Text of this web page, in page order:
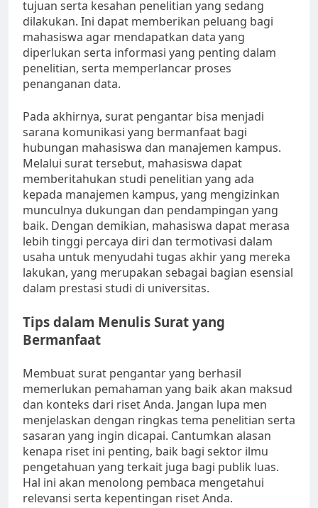
tujuan serta kesahan penelitian yang sedang
dilakukan. Ini dapat memberikan peluang bagi
mahasiswa agar mendapatkan data yang
diperlukan serta informasi yang penting dalam
penelitian, serta memperlancar proses
penanganan data.
Pada akhirnya, surat pengantar bisa menjadi
sarana komunikasi yang bermanfaat bagi
hubungan mahasiswa dan manajemen kampus.
Melalui surat tersebut, mahasiswa dapat
memberitahukan studi penelitian yang ada
kepada manajemen kampus, yang mengizinkan
munculnya dukungan dan pendampingan yang
baik. Dengan demikian, mahasiswa dapat merasa
lebih tinggi percaya diri dan termotivasi dalam
usaha untuk menyudahi tugas akhir yang mereka
lakukan, yang merupakan sebagai bagian esensial
dalam prestasi studi di universitas.
Tips dalam Menulis Surat yang
Bermanfaat
Membuat surat pengantar yang berhasil
memerlukan pemahaman yang baik akan maksud
dan konteks dari riset Anda. Jangan lupa men
menjelaskan dengan ringkas tema penelitian serta
sasaran yang ingin dicapai. Cantumkan alasan
kenapa riset ini penting, baik bagi sektor ilmu
pengetahuan yang terkait juga bagi publik luas.
Hal ini akan menolong pembaca mengetahui
relevansi serta kepentingan riset Anda.